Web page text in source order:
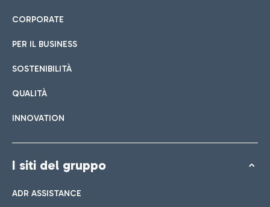
CORPORATE
PER IL BUSINESS
SOSTENIBILITÀ
QUALITÀ
INNOVATION
I siti del gruppo
ADR ASSISTANCE